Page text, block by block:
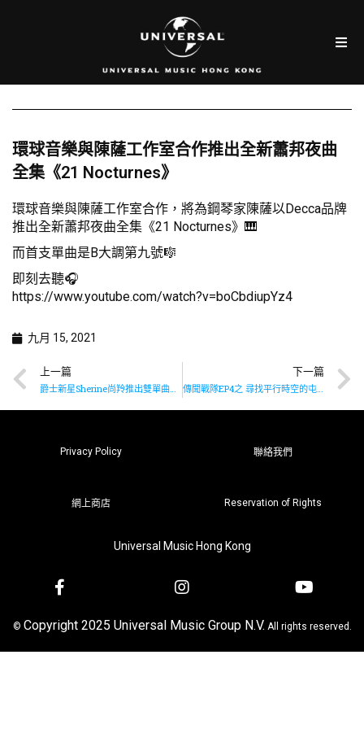
環球音樂與陳薩工作室合作推出全新蕭邦夜曲
全集《21 Nocturnes》
環球音樂與陳薩工作室合作，將為鋼琴家陳薩以Decca品牌
推出全新蕭邦夜曲全集《21 Nocturnes》🎹
而首支單曲是B大調第九號🎼
即刻去聽🎧
https://www.youtube.com/watch?v=boCbdiupYz4
九月 15, 2021
上一篇
爵士新星Sherine尚羚推出雙單曲《Devil May Care》及《Can’t Help Falling In Love》
下一篇
傳聞戰隊EP4之 尋找平行時空的屯門牛
Privacy Policy 聯絡我們
網上商店 Reservation of Rights
Universal Music Hong Kong
© Copyright 2025 Universal Music Group N.V. All rights reserved.